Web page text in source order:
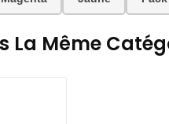
La Même